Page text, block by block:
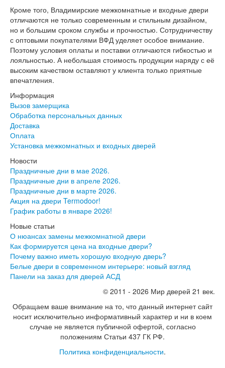
Двери Верда
ПЭТ Верда
Коллекция дверей Альтекс
Коллекция дверей Элеганс
Экошпон Верда
Коллекция дверей Лофт
Коллекция дверей Некст
Двери Дворецкий
Шпон Дворецкий
Инвизибл Про
Двери межкомнатные ВФД
Атум ВФД
Атум Про ВФД
Бейсик ВФД
Винтер ВФД
Классик Арт ВФД
Стокгольм ВФД
Урбан ВФД
Эмалекс ВФД
Фурнитура
Фурнитура Bussare
Фурнитура Vantage
Фурнитура для раздвижных дверей
Распродажа
Натяжные потолки
Кроме того, Владимирские межкомнатные и входные двери
отличаются не только современным и стильным дизайном,
но и большим сроком службы и прочностью. Сотрудничеству
с оптовыми покупателями ВФД уделяет особое внимание.
Поэтому условия оплаты и поставки отличаются гибкостью и
лояльностью. А небольшая стоимость продукции наряду с её
высоким качеством оставляют у клиента только приятные
впечатления.
Информация
Вызов замерщика
Обработка персональных данных
Доставка
Оплата
Установка межкомнатных и входных дверей
Новости
Праздничные дни в мае 2026.
Праздничные дни в апреле 2026.
Праздничные дни в марте 2026.
Акция на двери Termodoor!
График работы в январе 2026!
Новые статьи
О нюансах замены межкомнатной двери
Как формируется цена на входные двери?
Почему важно иметь хорошую входную дверь?
Белые двери в современном интерьере: новый взгляд
Панели на заказ для дверей АСД
© 2011 - 2026 Мир дверей 21 век.
Обращаем ваше внимание на то, что данный интернет сайт
носит исключительно информативный характер и ни в коем
случае не является публичной офертой, согласно
положениям Статьи 437 ГК РФ.
Политика конфиденциальности.